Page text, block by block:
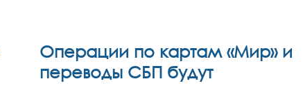
Операции по картам «Мир» и
переводы СБП будут